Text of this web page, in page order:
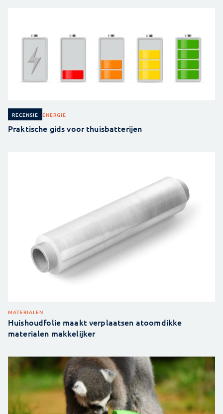
RECENSIE ENERGIE
Praktische gids voor thuisbatterijen
MATERIALEN
Huishoudfolie maakt verplaatsen atoomdikke
materialen makkelijker